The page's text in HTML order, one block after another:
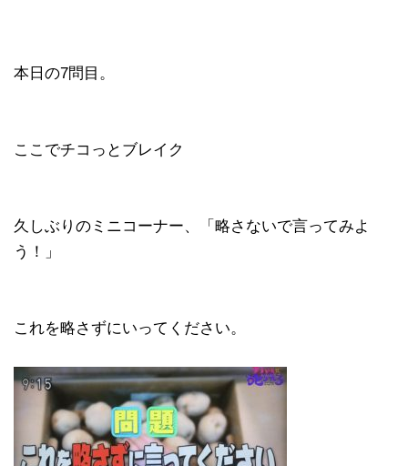
本日の7問目。
ここでチコっとブレイク
久しぶりのミニコーナー、「略さないで言ってみよ
う！」
これを略さずにいってください。